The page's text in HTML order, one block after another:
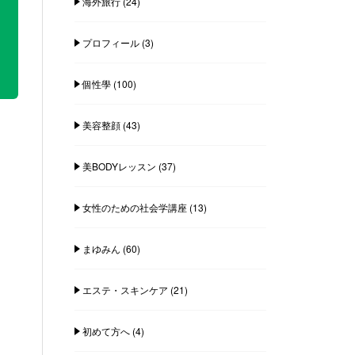
プロフィール(3)
個性學(100)
美容整顔(43)
美BODYレッスン (37)
女性のための社会学講座(13)
まゆみん (60)
エステ・スキンケア (21)
初めて方へ(4)